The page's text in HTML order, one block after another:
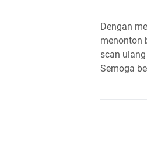
Dengan
menonton
scan
Semoga